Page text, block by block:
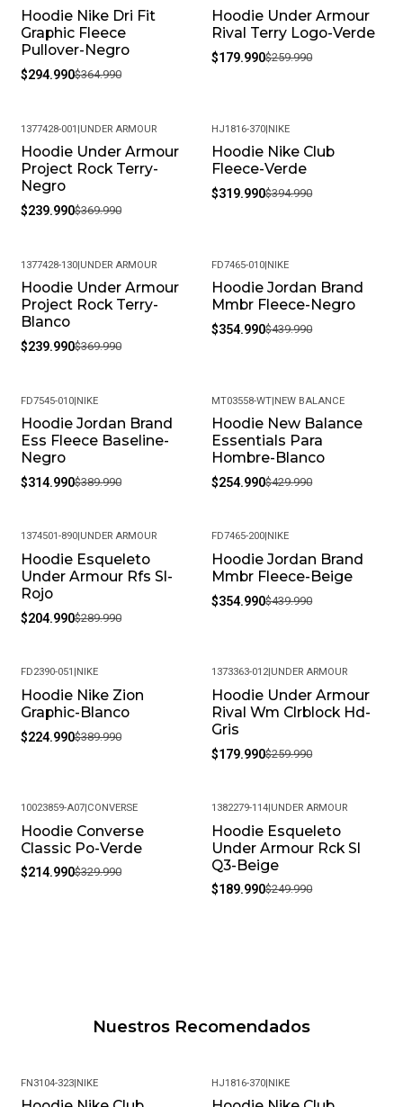
productos químicos fuertes. Almacénalos en un lugar
fresco y seco cuando no los estés usando.
• Peso del Producto: Ligero, ideal para uso diario.
-19%
Hoodie Nike Dri Fit
Graphic Fleece
Pullover-Negro
$294.990$364.990
-31%
Hoodie Under Armour
Rival Terry Logo-Verde
$179.990$259.990
-35%
1377428-001 |UNDER ARMOUR
Hoodie Under Armour
Project Rock Terry-
Negro
$239.990$369.990
-19%
HJ1816-370|NIKE
Hoodie Nike Club
Fleece-Verde
$319.990$394.990
-35%
1377428-130|UNDER ARMOUR
Hoodie Under Armour
Project Rock Terry-
Blanco
$239.990$369.990
-19%
FD7465-010|NIKE
Hoodie Jordan Brand
Mmbr Fleece-Negro
$354.990$439.990
-19%
FD7545-010|NIKE
Hoodie Jordan Brand
Ess Fleece Baseline-
Negro
$314.990$389.990
-41%
MT03558-WT|NEW BALANCE
Hoodie New Balance
Essentials Para
Hombre-Blanco
$254.990$429.990
-29%
1374501-890| UNDER ARMOUR
Hoodie Esqueleto
Under Armour Rfs Sl-
Rojo
$204.990$289.990
-19%
FD7465-200 NIKE
Hoodie Jordan Brand
Mmbr Fleece-Beige
$354.990$439.990
-42%
FD2390-051 NIKE
Hoodie Nike Zion
Graphic-Blanco
$224.990$389.990
-31%
1373363-012| UNDER ARMOUR
Hoodie Under Armour
Rival Wm Clrblock Hd-
Gris
$179.990$259.990
-35%
10023859-A07| CONVERSE
Hoodie Converse
Classic Po-Verde
$214.990$329.990
-24%
1382279-114 UNDER ARMOUR
Hoodie Esqueleto
Under Armour Rck Sl
Q3-Beige
$189.990$249.990
Nuestros Recomendados
FN3104-323|NIKE HJ1816-370|NIKE